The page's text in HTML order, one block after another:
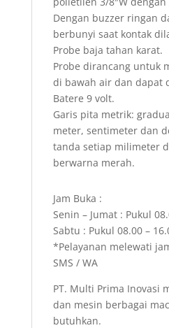
Dengan buzzer ringan
berbunyi saat kontak
Probe baja tahan karat.
Probe dirancang untuk
di bawah air dan dapat
Batere 9 volt.
Garis pita metrik:
meter, sentimeter dan
tanda setiap milimeter
berwarna merah.
Jam Buka :
Senin – Jumat : Pukul
Sabtu : Pukul 08.00 –
*Pelayanan melewati
SMS / WA
PT. Multi Prima Inovasi
dan mesin berbagai
butuhkan.